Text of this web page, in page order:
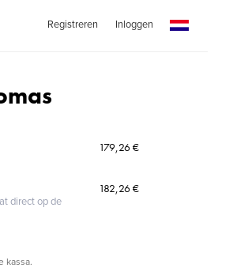
Registreren Inloggen
179,26 €
direct op de
182,26 €
kassa.